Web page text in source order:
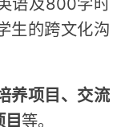
生的跨文化沟
养项目、交流
等。